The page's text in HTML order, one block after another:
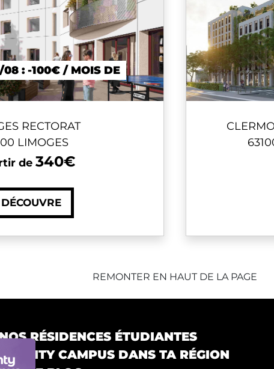
08 : -100€ / MOIS DE
RECTORAT
LIMOGES
de 340€
REMONTER EN HAUT DE LA PAGE
RÉSIDENCES ÉTUDIANTES
CAMPUS DANS TA RÉGION